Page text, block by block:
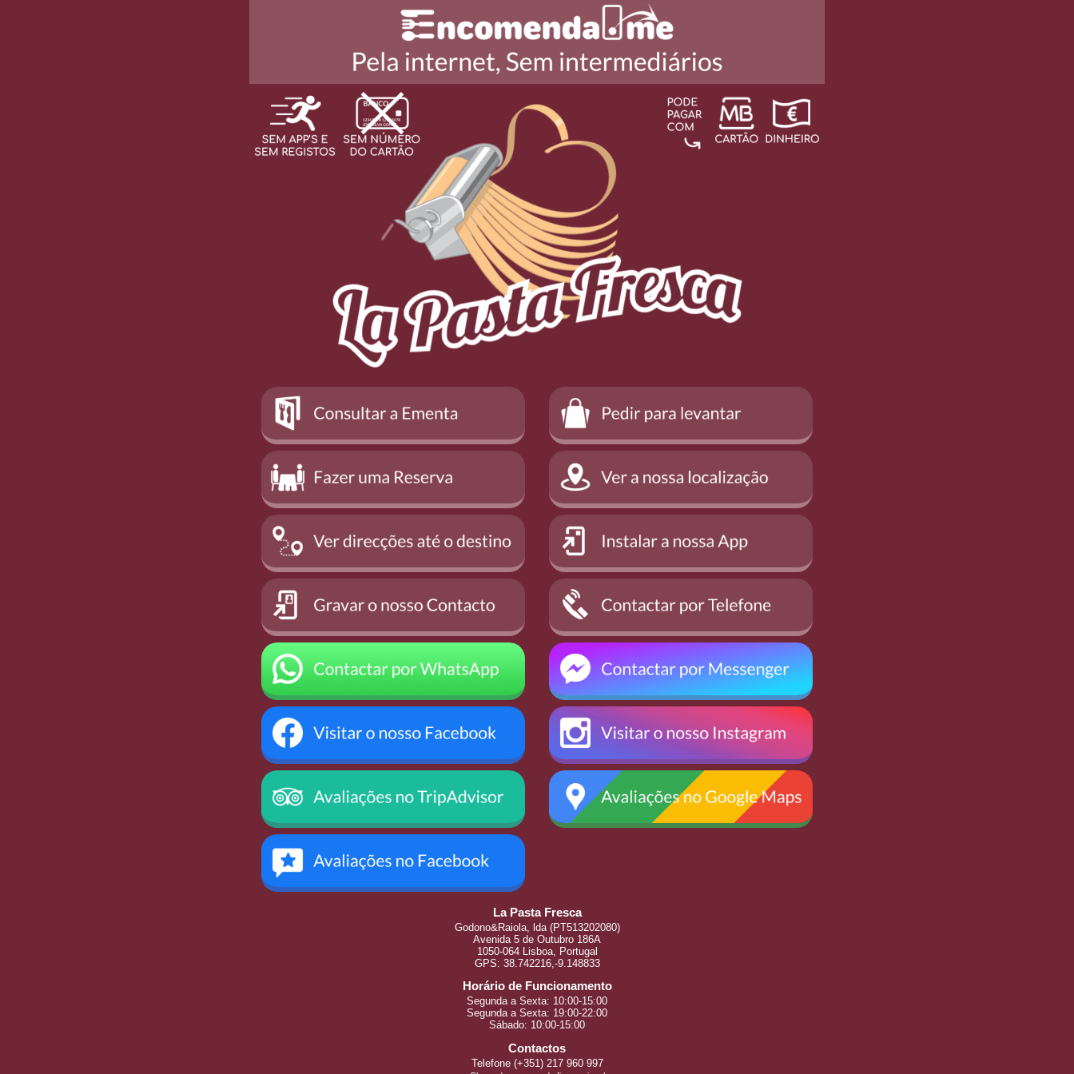
La Pasta Fresca
Godono&Raiola, lda (PT513202080)
Avenida 5 de Outubro 186A
1050-064 Lisboa, Portugal
GPS: 38.742216,-9.148833
Horário de Funcionamento
Segunda a Sexta: 10:00-15:00
Segunda a Sexta: 19:00-22:00
Sábado: 10:00-15:00
Contactos
Telefone (+351) 217 960 997